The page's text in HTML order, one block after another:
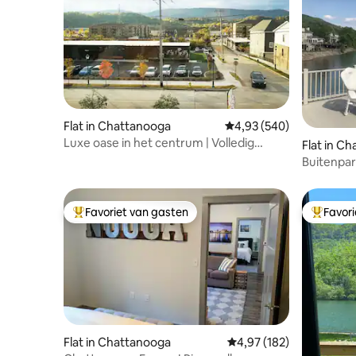
Flat in Chattanooga Gemiddelde
4,93 (540)
Luxe oase in het centrum | Volledig
Flat in
Topfavoriet van gasten
Favoriet van gasten
Flat in Chattanooga Gemiddelde
4,97 (182)